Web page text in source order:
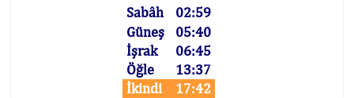
Sabâh
02:59
Güneş
05:40
İşrak
06:45
Öğle
13:37
İkindi
17:42